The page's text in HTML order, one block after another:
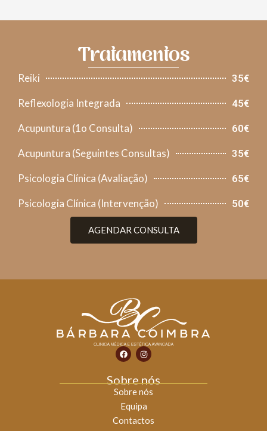
Tratamentos
Reiki 35€
Reflexologia Integrada 45€
Acupuntura (1o Consulta) 60€
Acupuntura (Seguintes Consultas) 35€
Psicologia Clínica (Avaliação) 65€
Psicologia Clínica (Intervenção) 50€
AGENDAR CONSULTA
Sobre nós
Sobre nós
Equipa
Contactos